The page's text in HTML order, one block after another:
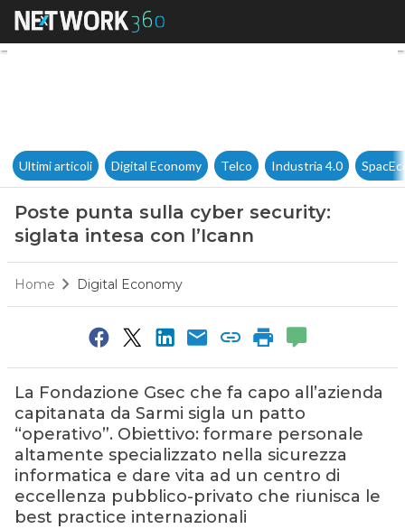
Poste punta sulla cyber
Ultimi articoli Digital Economy Telco Industria 4.0
Poste punta sulla cyber security:
siglata intesa con l’Icann
Home Digital Economy
La Fondazione Gsec che fa capo all’azienda
capitanata da Sarmi sigla un patto
“operativo”. Obiettivo: formare personale
altamente specializzato nella sicurezza
informatica e dare vita ad un centro di
eccellenza pubblico-privato che riunisca le
best practice internazionali